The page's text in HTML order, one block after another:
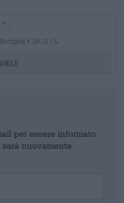
€ 28,12 / L
per essere informato
nuovamente